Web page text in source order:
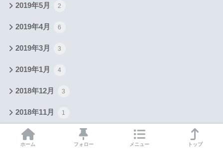
2019年5月 2
2019年4月 6
2019年3月 3
2019年1月 4
2018年12月 3
2018年11月 1
2018年10月
ホーム フォロー メニュー トップ